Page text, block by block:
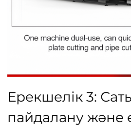
Ерекшелік 3:
пайдалану және